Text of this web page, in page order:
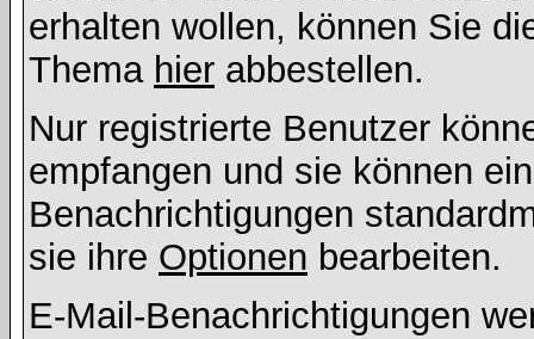
erhalten wollen, können Sie
Thema hier abbestellen.
Nur registrierte Benutzer
empfangen und sie können
Benachrichtigungen
sie ihre Optionen bearbeiten.
E-Mail-Benachrichtigungen